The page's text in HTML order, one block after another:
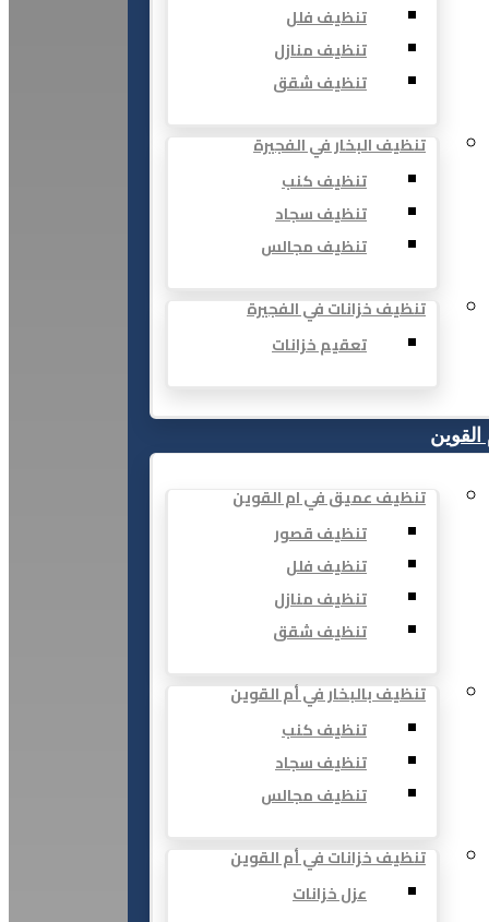
تنظيف فلل
تنظيف منازل
تنظيف شقق
تنظيف البخار في الفجيرة
تنظيف كنب
تنظيف سجاد
تنظيف مجالس
تنظيف خزانات في الفجيرة
تعقيم خزانات
القوين
تنظيف عميق في ام القوين
تنظيف قصور
تنظيف فلل
تنظيف منازل
تنظيف شقق
تنظيف بالبخار في أم القوين
تنظيف كنب
تنظيف سجاد
تنظيف مجالس
تنظيف خزانات في أم القوين
عزل خزانات